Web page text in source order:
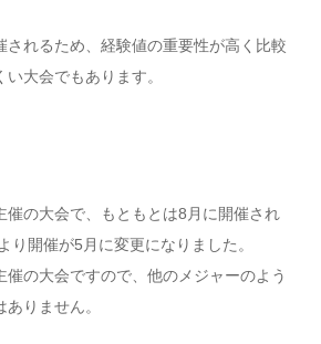
されるため、経験値の重要性が高く比較
大会でもあります。
催の大会で、もともとは8月に開催され
り開催が5月に変更になりました。
催の大会ですので、他のメジャーのよう
りません。